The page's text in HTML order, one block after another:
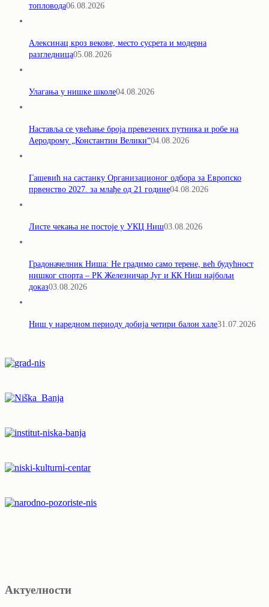
топловода06.08.2026
Алексинац кроз векове, место сусрета и модерна
разгледница05.08.2026
Улагања у нишке школе04.08.2026
Наставља се увећање броја превезених путника и робе на
Аеродрому „Константин Велики“04.08.2026
Гашевић на састанку Организационог одбора за Европско
првенство 2027. за млађе од 21 године04.08.2026
Листе чекања не постоје у УКЦ Ниш03.08.2026
Градоначелник Ниша: Не градимо само терене, већ будућност
нишког спорта – РК Железничар Југ и КК Ниш најбољи
доказ03.08.2026
Ниш у наредном периоду добија четири балон хале31.07.2026
Актуелности